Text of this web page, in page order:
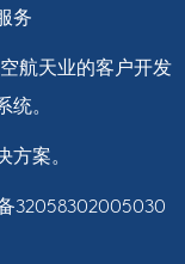
务
航天业的客户开发
。
案。
32058302005030